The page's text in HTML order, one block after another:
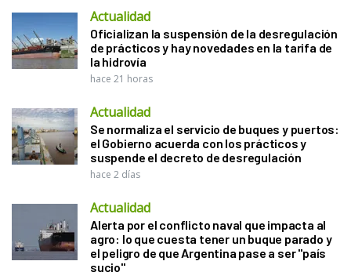
Actualidad
Oficializan la suspensión de la desregulación
de prácticos y hay novedades en la tarifa de
la hidrovía
hace 21 horas
Actualidad
Se normaliza el servicio de buques y puertos:
el Gobierno acuerda con los prácticos y
suspende el decreto de desregulación
hace 2 días
Actualidad
Alerta por el conflicto naval que impacta al
agro: lo que cuesta tener un buque parado y
el peligro de que Argentina pase a ser "país
sucio"